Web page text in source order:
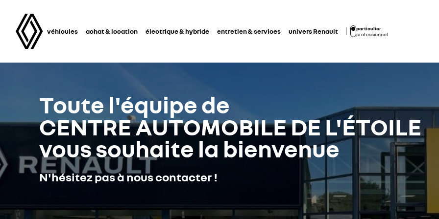
véhicules achat & location électrique & hybride entretien & services univers Renault
particulier
professionnel
Toute l'équipe de
CENTRE AUTOMOBILE DE L'ÉTOILE
vous souhaite la bienvenue
N'hésitez pas à nous contacter !